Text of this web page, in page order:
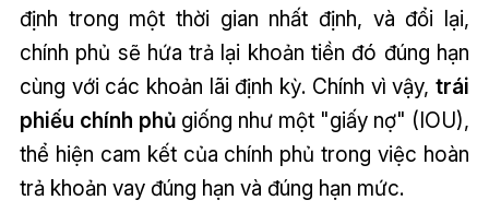
định trong một thời gian nhất định, và đổi lại,
chính phủ sẽ hứa trả lại khoản tiền đó đúng hạn
cùng với các khoản lãi định kỳ. Chính vì vậy,trái
phiếu chính phủgiống như một "giấy nợ" (IOU),
thể hiện cam kết của chính phủ trong việc hoàn
trả khoản vay đúng hạn và đúng hạn mức.